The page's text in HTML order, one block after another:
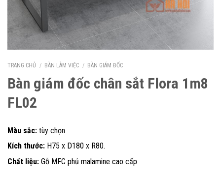
TRANG CHỦ / BÀN LÀM VIỆC / BÀN GIÁM ĐỐC
Bàn giám đốc chân sắt Flora 1m8
FL02
Màu sắc: tùy chọn
Kích thước: H75 x D180 x R80.
Chất liệu: Gỗ MFC phủ malamine cao cấp